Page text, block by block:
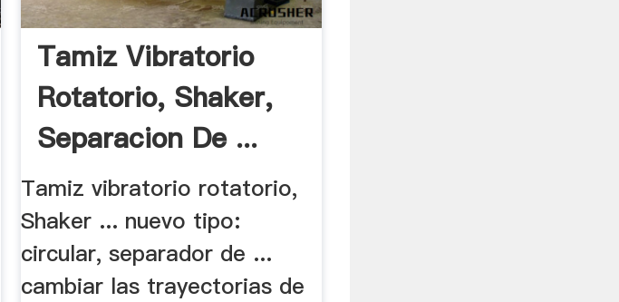
Tamiz Vibratorio
Rotatorio, Shaker,
Separacion De ...
Tamiz vibratorio rotatorio,
Shaker ... nuevo tipo:
circular, separador de ...
cambiar las trayectorias de